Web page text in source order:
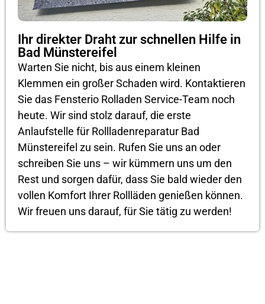
Ihr direkter Draht zur schnellen Hilfe in
Bad Münstereifel
Warten Sie nicht, bis aus einem kleinen
Klemmen ein großer Schaden wird. Kontaktieren
Sie das Fensterio Rolladen Service-Team noch
heute. Wir sind stolz darauf, die erste
Anlaufstelle für Rollladenreparatur Bad
Münstereifel zu sein. Rufen Sie uns an oder
schreiben Sie uns – wir kümmern uns um den
Rest und sorgen dafür, dass Sie bald wieder den
vollen Komfort Ihrer Rollläden genießen können.
Wir freuen uns darauf, für Sie tätig zu werden!